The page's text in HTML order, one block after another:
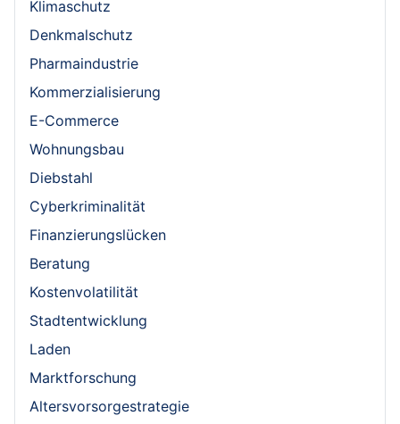
Klimaschutz
Denkmalschutz
Pharmaindustrie
Kommerzialisierung
E-Commerce
Wohnungsbau
Diebstahl
Cyberkriminalität
Finanzierungslücken
Beratung
Kostenvolatilität
Stadtentwicklung
Laden
Marktforschung
Altersvorsorgestrategie